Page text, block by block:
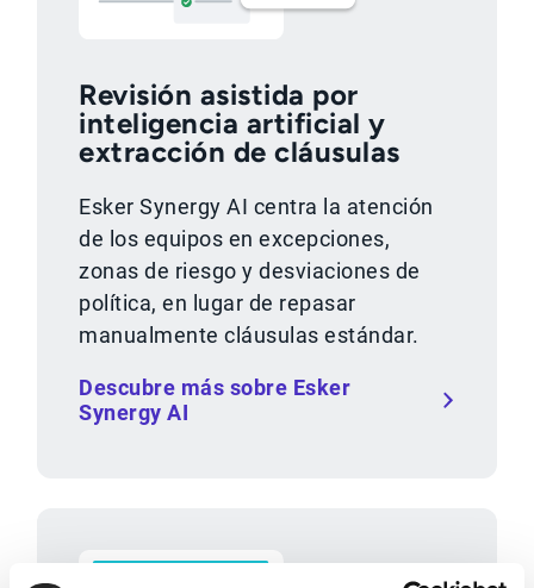
Revisión asistida por
inteligencia artificial y
extracción de cláusulas
Esker Synergy AI centra la atención
de los equipos en excepciones,
zonas de riesgo y desviaciones de
política, en lugar de repasar
manualmente cláusulas estándar.
Descubre más sobre Esker
Synergy AI